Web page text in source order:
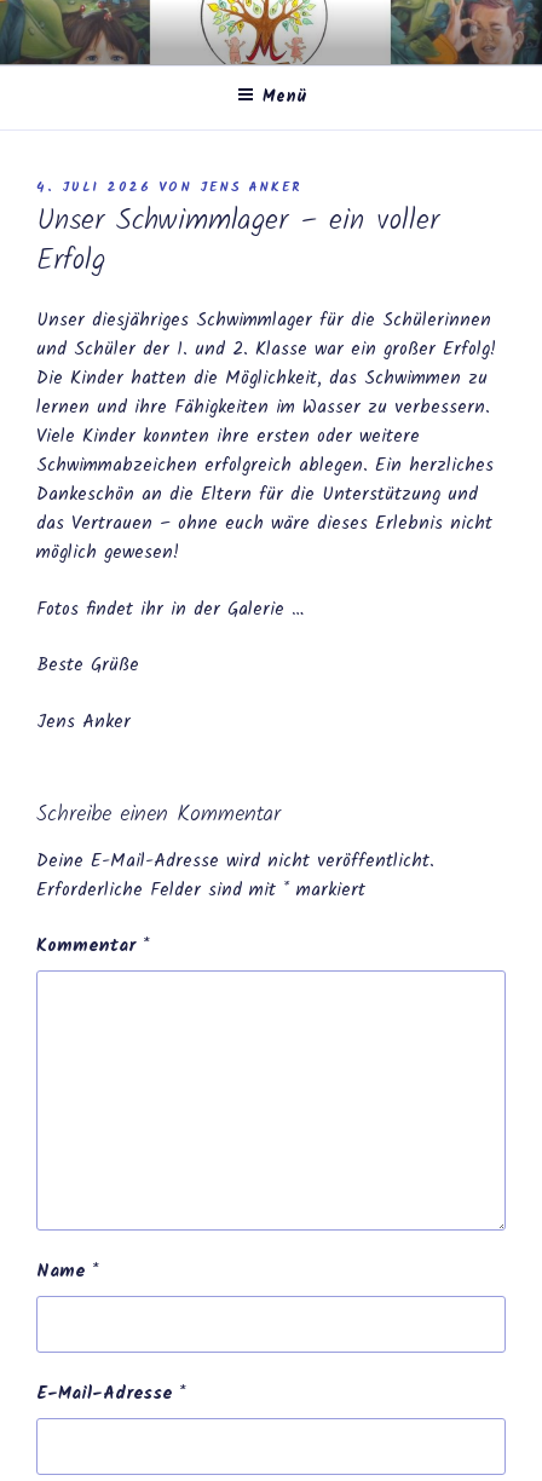
Zum
Inhalt
springen
Menü
VERÖFFENTLICHT
AM
4. JULI 2026 VON JENS ANKER
Unser Schwimmlager – ein voller
Erfolg
Unser diesjähriges Schwimmlager für die Schülerinnen
und Schüler der 1. und 2. Klasse war ein großer Erfolg!
Die Kinder hatten die Möglichkeit, das Schwimmen zu
lernen und ihre Fähigkeiten im Wasser zu verbessern.
Viele Kinder konnten ihre ersten oder weitere
Schwimmabzeichen erfolgreich ablegen. Ein herzliches
Dankeschön an die Eltern für die Unterstützung und
das Vertrauen – ohne euch wäre dieses Erlebnis nicht
möglich gewesen!
Fotos findet ihr in der Galerie …
Beste Grüße
Jens Anker
Schreibe einen Kommentar
Deine E-Mail-Adresse wird nicht veröffentlicht.
Erforderliche Felder sind mit *markiert
Kommentar *
Name *
E-Mail-Adresse *